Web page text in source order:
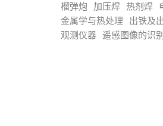
榴弹炮 加压焊 热剂焊
金属学与热处理
出铁及
观测仪器 遥感图像的识